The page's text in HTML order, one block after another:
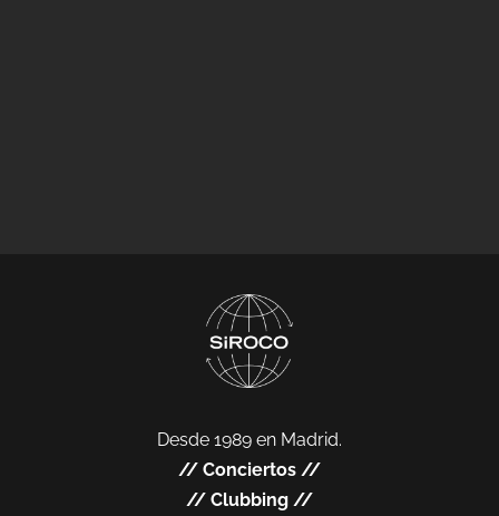
Desde 1989 en Madrid.
// Conciertos //
// Clubbing //